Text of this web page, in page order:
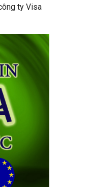
ty Visa